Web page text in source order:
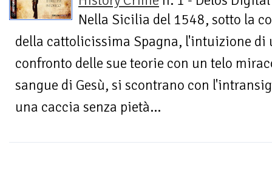
Nella Sicilia del 1548, sotto la
della cattolicissima Spagna, l'intuizione di
confronto delle sue teorie con un telo
sangue di Gesù, si scontrano con
una caccia senza pietà...